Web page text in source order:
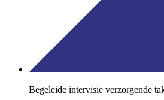
Begeleide intervisie verzorgende